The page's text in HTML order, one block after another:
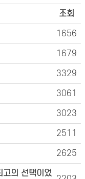
조회
1656
1679
3329
3061
3023
2511
2625
고의 선택이었